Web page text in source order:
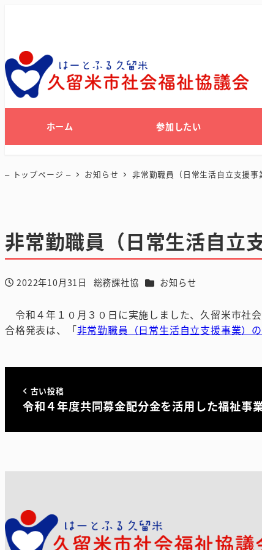
ホーム 参加したい
– トップページ – お知らせ 非常勤職員（日常生活自立支援事
非常勤職員（日常生活自立
投稿日
2022年10月31日
著
総務課社協 カテゴリー
お知らせ
令和４年１０月３０日に実施しました、久留米市社
合格発表は、「非常勤職員（日常生活自立支援事業）
古い投稿
令和４年度共同募金配分金を活用した福祉事